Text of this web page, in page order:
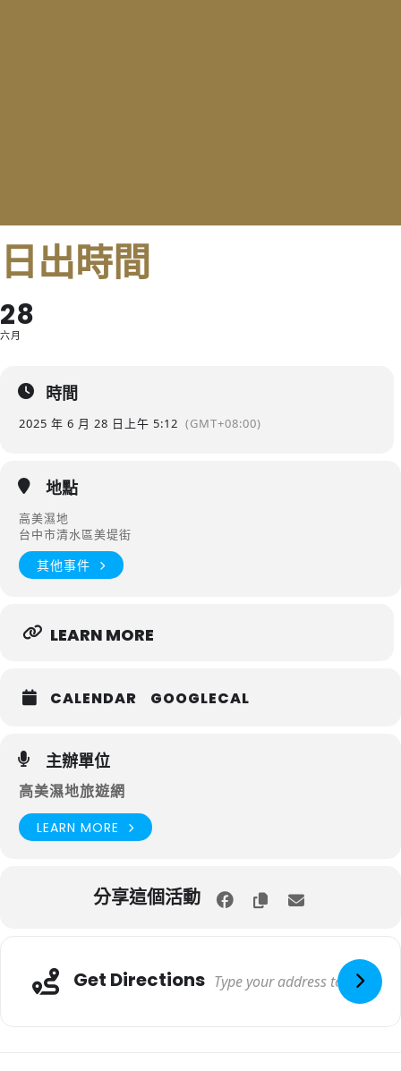
日出時間
28
六月
時間
2025 年 6 月 28 日 上午 5:12 (GMT+08:00)
地點
高美濕地
台中市清水區美堤街
其他事件
LEARN MORE
CALENDAR GOOGLECAL
主辦單位
高美濕地旅遊網
LEARN MORE
分享這個活動
Get Directions